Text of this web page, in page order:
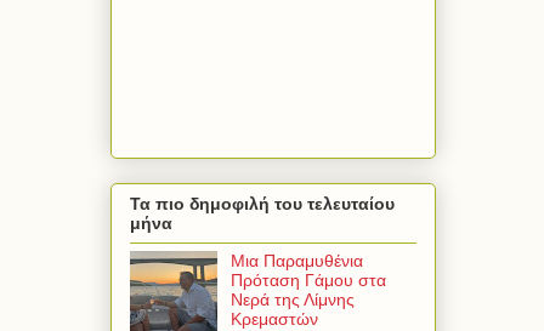
Τα πιο δημοφιλή του τελευταίου
μήνα
Μια Παραμυθένια
Πρόταση Γάμου στα
Νερά της Λίμνης
Κρεμαστών